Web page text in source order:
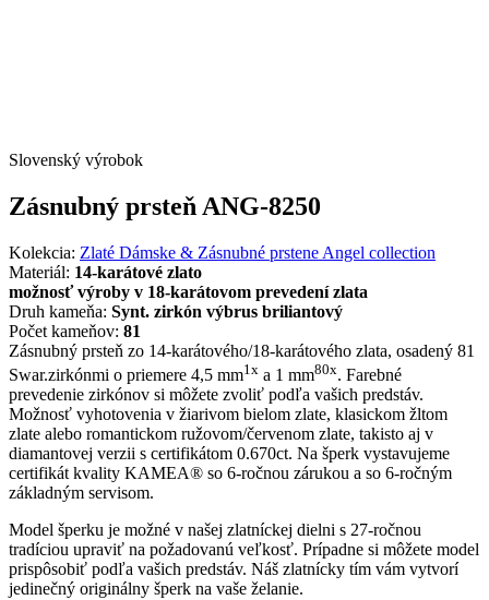
Slovenský výrobok
Zásnubný prsteň ANG-8250
Kolekcia: Zlaté Dámske & Zásnubné prstene Angel collection
Materiál: 14-karátové zlato
možnosť výroby v 18-karátovom prevedení zlata
Druh kameňa: Synt. zirkón výbrus briliantový
Počet kameňov: 81
Zásnubný prsteň zo 14-karátového/18-karátového zlata, osadený 81
Swar.zirkónmi o priemere 4,5 mm1x a 1 mm80x. Farebné
prevedenie zirkónov si môžete zvoliť podľa vašich predstáv.
Možnosť vyhotovenia v žiarivom bielom zlate, klasickom žltom
zlate alebo romantickom ružovom/červenom zlate, takisto aj v
diamantovej verzii s certifikátom 0.670ct. Na šperk vystavujeme
certifikát kvality KAMEA® so 6-ročnou zárukou a so 6-ročným
základným servisom.
Model šperku je možné v našej zlatníckej dielni s 27-ročnou
tradíciou upraviť na požadovanú veľkosť. Prípadne si môžete model
prispôsobiť podľa vašich predstáv. Náš zlatnícky tím vám vytvorí
jedinečný originálny šperk na vaše želanie.